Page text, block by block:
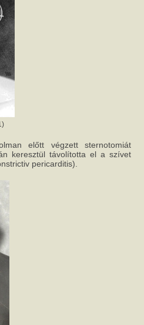
előtt végzett sternotomiát
keresztül távolította el a szívet
pericarditis).